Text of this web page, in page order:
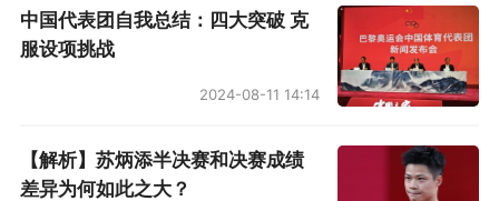
500赛×15
附表二：德约单打冠军年份表：
中国代表团自我总结：四大突破 克
服设项挑战
2024-08-11 14:14
【解析】苏炳添半决赛和决赛成绩
差异为何如此之大？